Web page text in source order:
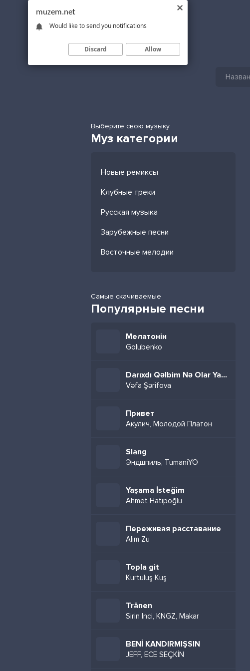
Выберите свою музыку
Муз категории
Новые ремиксы
Клубные треки
Русская музыка
Зарубежные песни
Восточные мелодии
Самые скачиваемые
Популярные песни
Мелатонін
Golubenko
Darıxdı Qəlbim Nə Olar Yaz Mənə
Vəfa Şərifova
Привет
Акулич, Молодой Платон
Slang
Эндшпиль, TumaniYO
Yaşama İsteğim
Ahmet Hatipoğlu
Переживая расставание
Alim Zu
Topla git
Kurtuluş Kuş
Tränen
Sirin Inci, KNGZ, Makar
BENİ KANDIRMIŞSIN
JEFF, ECE SEÇKİN
muzem.net
Would like to send you notifications
Discard Allow